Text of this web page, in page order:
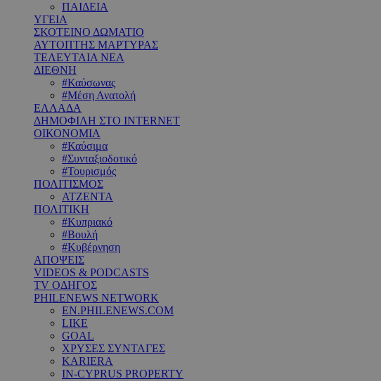
ΠΑΙΔΕΙΑ
ΥΓΕΙΑ
ΣΚΟΤΕΙΝΟ ΔΩΜΑΤΙΟ
ΑΥΤΟΠΤΗΣ ΜΑΡΤΥΡΑΣ
ΤΕΛΕΥΤΑΙΑ ΝΕΑ
ΔΙΕΘΝΗ
#Καύσωνας
#Μέση Ανατολή
ΕΛΛΑΔΑ
ΔΗΜΟΦΙΛΗ ΣΤΟ INTERNET
ΟΙΚΟΝΟΜΙΑ
#Καύσιμα
#Συνταξιοδοτικό
#Τουρισμός
ΠΟΛΙΤΙΣΜΟΣ
ΑΤΖΕΝΤΑ
ΠΟΛΙΤΙΚΗ
#Κυπριακό
#Βουλή
#Κυβέρνηση
ΑΠΟΨΕΙΣ
VIDEOS & PODCASTS
TV ΟΔΗΓΟΣ
PHILENEWS NETWORK
EN.PHILENEWS.COM
LIKE
GOAL
ΧΡΥΣΕΣ ΣΥΝΤΑΓΕΣ
KARIERA
IN-CYPRUS PROPERTY